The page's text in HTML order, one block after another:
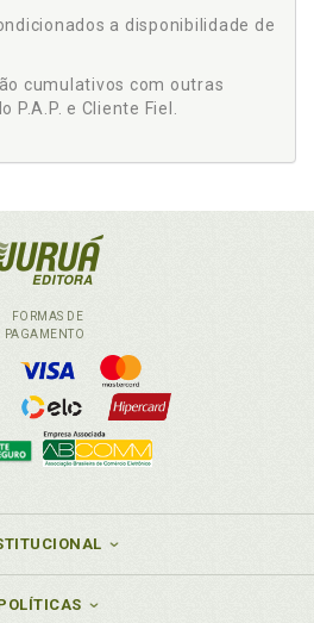
a disponibilidade de
cumulativos com outras
e Cliente Fiel.
FORMAS DE
PAGAMENTO